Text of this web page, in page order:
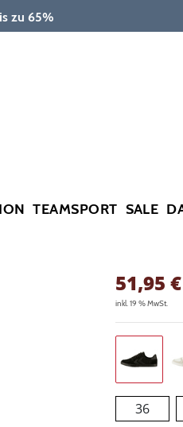
zu 65%
TEAMSPORT SALE
51,95 €
inkl. 19 % MwSt.
36